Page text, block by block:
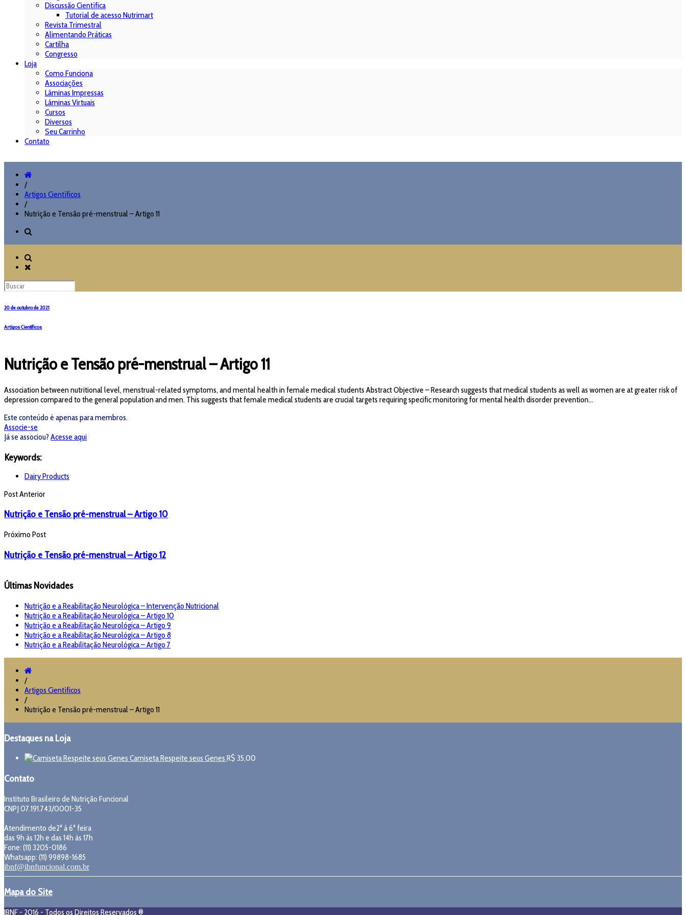
Discussão Científica
Tutorial de acesso Nutrimart
Revista Trimestral
Alimentando Práticas
Cartilha
Congresso
Loja
Como Funciona
Associações
Lâminas Impressas
Lâminas Virtuais
Cursos
Diversos
Seu Carrinho
Contato
/
Artigos Científicos
/
Nutrição e Tensão pré-menstrual – Artigo 11
20 de outubro de 2021
Artigos Científicos
Nutrição e Tensão pré-menstrual – Artigo 11
Association between nutritional level, menstrual-related symptoms, and mental health in female medical students Abstract Objective – Research suggests that medical students as well as women are at greater risk of
depression compared to the general population and men. This suggests that female medical students are crucial targets requiring specific monitoring for mental health disorder prevention...
Este conteúdo é apenas para membros.
Associe-se
Já se associou? Acesse aqui
Keywords:
Dairy Products
Post Anterior
Nutrição e Tensão pré-menstrual – Artigo 10
Próximo Post
Nutrição e Tensão pré-menstrual – Artigo 12
Últimas Novidades
Nutrição e a Reabilitação Neurológica – Intervenção Nutricional
Nutrição e a Reabilitação Neurológica – Artigo 10
Nutrição e a Reabilitação Neurológica – Artigo 9
Nutrição e a Reabilitação Neurológica – Artigo 8
Nutrição e a Reabilitação Neurológica – Artigo 7
/
Artigos Científicos
/
Nutrição e Tensão pré-menstrual – Artigo 11
Destaques na Loja
Camiseta Respeite seus Genes R$ 35,00
Contato
Instituto Brasileiro de Nutrição Funcional
CNPJ 07.191.743/0001-35
Atendimento de2ª à 6ª feira
das 9h às 12h e das 14h às 17h
Fone: (11) 3205-0186
Whatsapp: (11) 99898-1685
ibnf@ibnfuncional.com.br
Mapa do Site
IBNF - 2016 - Todos os Direitos Reservados ®